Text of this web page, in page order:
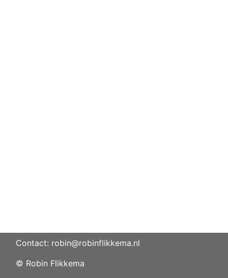
Contact: robin@robinflikkema.nl
© Robin Flikkema